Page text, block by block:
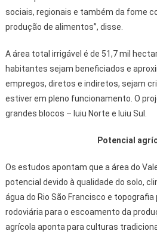
sociais, regionais e também da fome
produção de alimentos”, disse.
A área total irrigável é de 51,7 mil
habitantes sejam beneficiados e
empregos, diretos e indiretos, sejam
estiver em pleno funcionamento. O
grandes blocos – Iuiu Norte e Iuiu Sul.
Potencial
Os estudos apontam que a área do
potencial devido à qualidade do solo,
água do Rio São Francisco e topografia
rodoviária para o escoamento da
agrícola aponta para culturas